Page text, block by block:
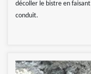
décoller le bistre en
conduit.